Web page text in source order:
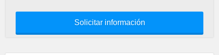
Solicitar información